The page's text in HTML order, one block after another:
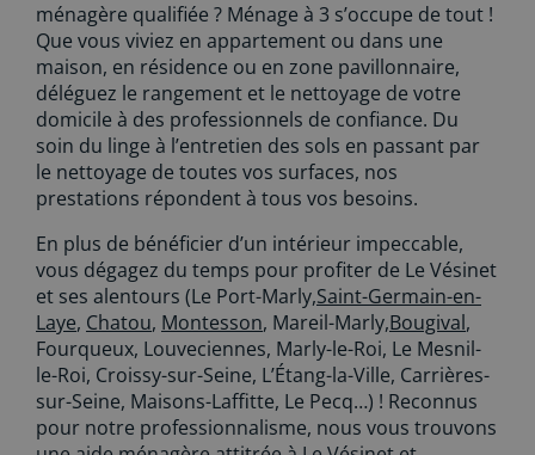
ménagère qualifiée ? Ménage à 3 s’occupe de tout !
Que vous viviez en appartement ou dans une
maison, en résidence ou en zone pavillonnaire,
déléguez le rangement et le nettoyage de votre
domicile à des professionnels de confiance. Du
soin du linge à l’entretien des sols en passant par
le nettoyage de toutes vos surfaces, nos
prestations répondent à tous vos besoins.
En plus de bénéficier d’un intérieur impeccable,
vous dégagez du temps pour profiter de Le Vésinet
et ses alentours (Le Port-Marly,Saint-Germain-en-
Laye, Chatou, Montesson, Mareil-Marly,Bougival,
Fourqueux, Louveciennes, Marly-le-Roi, Le Mesnil-
le-Roi, Croissy-sur-Seine, L’Étang-la-Ville, Carrières-
sur-Seine, Maisons-Laffitte, Le Pecq…) ! Reconnus
pour notre professionnalisme, nous vous trouvons